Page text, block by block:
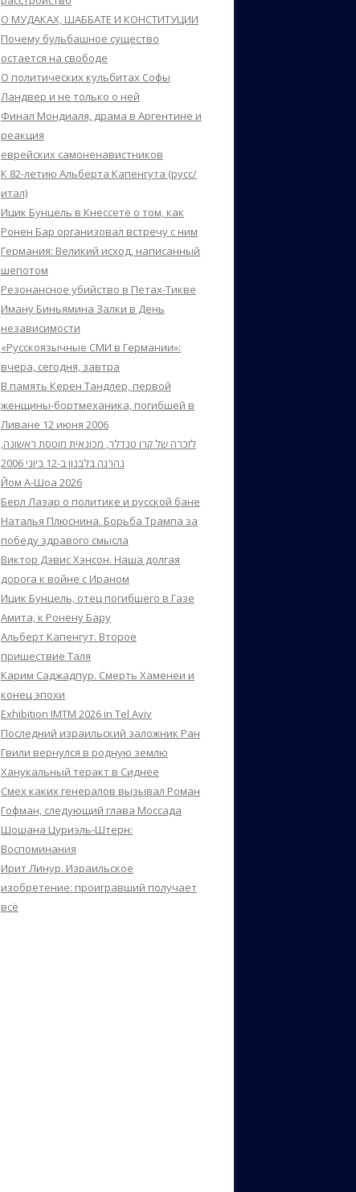
О МУДАКАХ, ШАББАТЕ И КОНСТИТУЦИИ
Почему бульбашное существо
остается на свободе
О политических кульбитах Софы
Ландвер и не только о ней
Финал Мондиаля, драма в Аргентине и
реакция
еврейских самоненавистников
К 82-летию Альберта Капенгута (русс/
итал)
Ицик Бунцель в Кнессете о том, как
Ронен Бар организовал встречу с ним
Германия: Великий исход, написанный
шепотом
Резонансное убийство в Петах-Тикве
Иману Биньямина Залки в День
независимости
«Русскоязычные СМИ в Германии»:
вчера, сегодня, завтра
В память Керен Тандлер, первой
женщины-бортмеханика, погибшей в
Ливане 12 июня 2006
לזכרה של קרן טנדלר, מכונאית מוטסת ראשונה,
נהרגה בלבנון ב-12 ביוני 2006
Йом А-Шоа 2026
Берл Лазар о политике и русской бане
Наталья Плюснина. Борьба Трампа за
победу здравого смысла
Виктор Дэвис Хэнсон. Наша долгая
дорога к войне с Ираном
Ицик Бунцель, отец погибшего в Газе
Амита, к Ронену Бару
Альберт Капенгут. Второе
пришествие Таля
Карим Саджадпур. Смерть Хаменеи и
конец эпохи
Exhibition IMTM 2026 in Tel Aviv
Последний израильский заложник Ран
Гвили вернулся в родную землю
Ханукальный теракт в Сиднее
Смех каких генералов вызывал Роман
Гофман, следующий глава Моссада
Шошана Цуриэль-Штерн:
Воспоминания
Ирит Линур. Израильское
изобретение: проигравший получает
всё